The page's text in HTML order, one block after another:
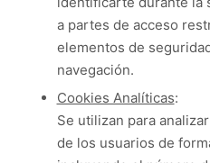
a partes de acceso
elementos de
navegación.
Cookies Analíticas:
Se utilizan para
de los usuarios de